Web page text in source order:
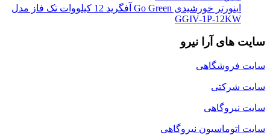
اینورتر خورشیدی Go Green آفگرید 12 کیلووات تک فاز مدل
GGIV-1P-12KW
سایت های آرا نیرو
سایت فروشگاهی
سایت شرکتی
سایت نیروگاهی
سایت اتوماسیون نیروگاهی